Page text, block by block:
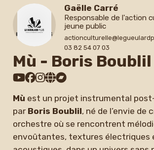
Gaëlle Carré
Responsable de l'action
jeune public
03 82 54 07 03
Mù - Boris Boublil
Mù est un projet instrumental
par Boris Boublil, né de l’envie de
orchestre où se rencontrent
envoûtantes, textures électriques